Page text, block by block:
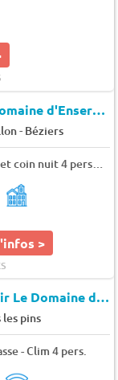
Résidence Le domaine d'Enserune
- Béziers
Maison avec salon et coin nuit 4 personnes
>
Camping Homair Le Domaine de la Sainte Baume
les pins
- Clim 4 pers.